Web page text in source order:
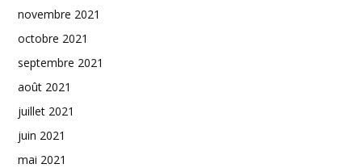
novembre 2021
octobre 2021
septembre 2021
août 2021
juillet 2021
juin 2021
mai 2021